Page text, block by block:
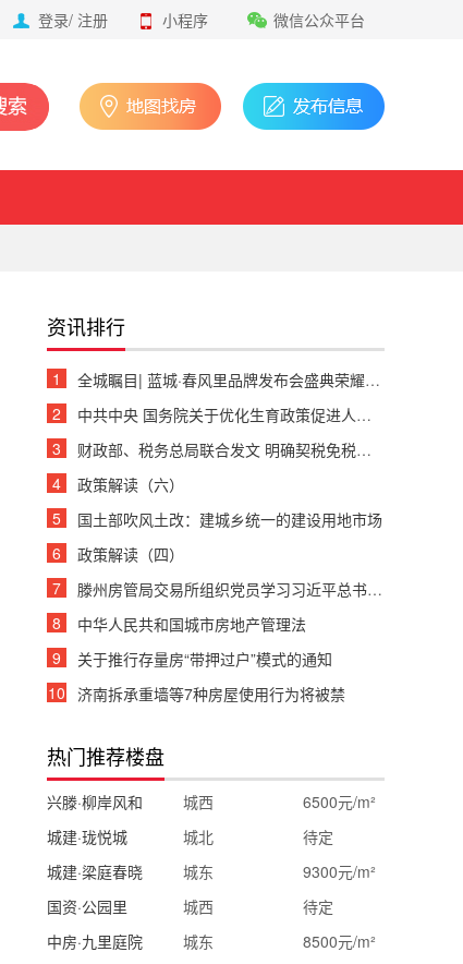
微信公众平台
小程序
登录/ 注册
资讯排行
1
全城瞩目| 蓝城·春风里品牌发布会盛典荣耀绽放
2
中共中央 国务院关于优化生育政策促进人口长期均衡发展的决定
3
财政部、税务总局联合发文 明确契税免税、退税等政策
4
政策解读（六）
5
国土部吹风土改：建城乡统一的建设用地市场
6
政策解读（四）
7
滕州房管局交易所组织党员学习习近平总书记重要讲话
8
中华人民共和国城市房地产管理法
9
关于推行存量房“带押过户”模式的通知
10
济南拆承重墙等7种房屋使用行为将被禁
热门推荐楼盘
兴滕·柳岸风和 城西
6500元/m²
城建·珑悦城
城北
待定
城建·梁庭春晓
城东
9300元/m²
国资·公园里
城西
待定
中房·九里庭院
城东
8500元/m²